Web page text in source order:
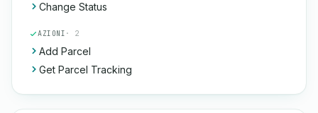
Change Status
AZIONI · 2
Add Parcel
Get Parcel Tracking